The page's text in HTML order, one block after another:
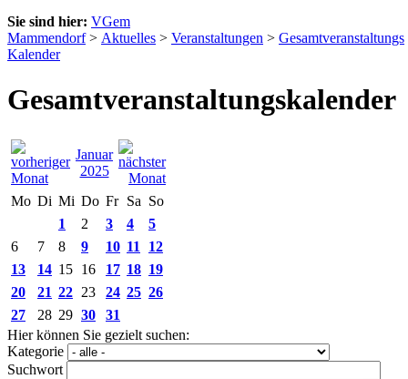
Sie sind hier: VGem
Mammendorf> Aktuelles > Veranstaltungen > Gesamtveranstaltungs
Kalender
Gesamtveranstaltungskalender
Januar
2025
Mo Di Mi Do Fr Sa So
1
2 3 4
5
6
7 8 9 10 11
12
13
14 15 16 17 18 19
20
21 22 23 24 25 26
27
28 29 30
31
Hier können Sie gezielt suchen:
Kategorie
Suchwort